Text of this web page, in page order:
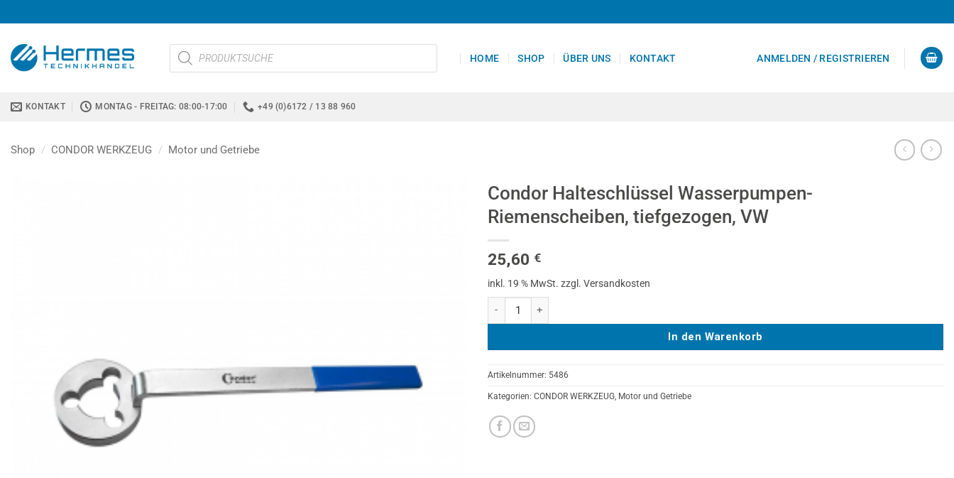
Inhalt
springen
Products
search
HOME SHOP ÜBER UNS KONTAKT ANMELDEN / REGISTRIEREN
KONTAKT MONTAG - FREITAG: 08:00-17:00 +49 (0)6172 / 13 88 960
Shop / CONDOR WERKZEUG / Motor und Getriebe
Condor Halteschlüssel Wasserpumpen-
Riemenscheiben, tiefgezogen, VW
25,60 €
inkl. 19 % MwSt. zzgl. Versandkosten
In den Warenkorb
Artikelnummer: 5486
Kategorien: CONDOR WERKZEUG Motor und Getriebe